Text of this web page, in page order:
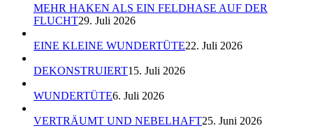
MEHR HAKEN ALS EIN FELDHASE AUF DER
FLUCHT29. Juli 2026
EINE KLEINE WUNDERTÜTE22. Juli 2026
DEKONSTRUIERT15. Juli 2026
WUNDERTÜTE6. Juli 2026
VERTRÄUMT UND NEBELHAFT25. Juni 2026